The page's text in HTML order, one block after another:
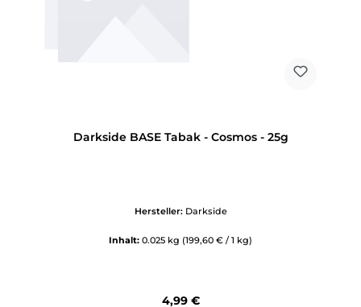
Darkside BASE Tabak - Cosmos - 25g
Hersteller: Darkside
Inhalt: 0.025 kg (199,60 € / 1 kg)
Regulärer Preis:
4,99 €